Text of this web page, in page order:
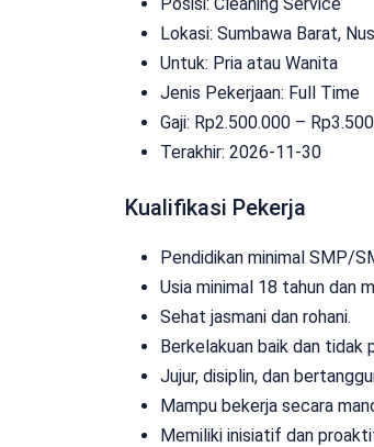
Lokasi: Sumbawa Barat,
Untuk: Pria atau Wanita
Jenis Pekerjaan: Full Time
Gaji: Rp2.500.000 – Rp
Terakhir: 2026-11-30
Kualifikasi Pekerja
Pendidikan minimal SMP/
Usia minimal 18 tahun dan
Sehat jasmani dan rohani.
Berkelakuan baik dan tidak
Jujur, disiplin, dan
Mampu bekerja secara
Memiliki inisiatif dan